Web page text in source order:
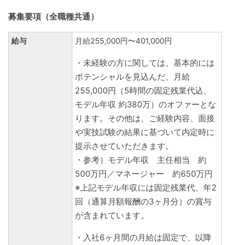
募集要項（全職種共通）
給与 月給255,000円〜401,000円
・未経験の方に関しては、基本的には
ポテンシャルを見込んだ、月給
255,000円（5時間の固定残業代込、
モデル年収 約380万）のオファーとな
ります。その他は、ご経験内容、面接
や実技試験の結果に基づいて内定時に
提示させていただきます。
・参考）モデル年収 主任相当 約
500万円／マネージャー 約650万円
※上記モデル年収には固定残業代、年2
回（通算月額報酬の3ヶ月分）の賞与
が含まれています。
・入社6ヶ月間の月給は固定で、以降